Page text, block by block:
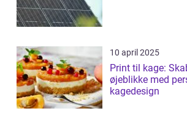
10 april 2025
Print til kage:
øjeblikke med
kagedesign